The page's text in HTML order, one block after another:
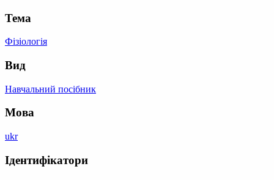
Тема
Фізіологія
Вид
Навчальний посібник
Мова
ukr
Ідентифікатори